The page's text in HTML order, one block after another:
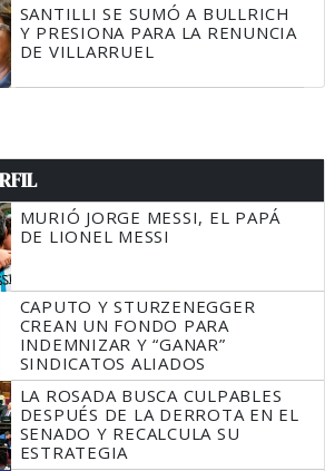
SANTILLI SE SUMÓ A BULLRICH
Y PRESIONA PARA LA RENUNCIA
DE VILLARRUEL
MURIÓ JORGE MESSI, EL PAPÁ
DE LIONEL MESSI
CAPUTO Y STURZENEGGER
CREAN UN FONDO PARA
INDEMNIZAR Y “GANAR”
SINDICATOS ALIADOS
LA ROSADA BUSCA CULPABLES
DESPUÉS DE LA DERROTA EN EL
SENADO Y RECALCULA SU
ESTRATEGIA